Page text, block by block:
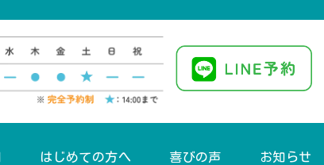
はじめての方へ 喜びの声 お知らせ